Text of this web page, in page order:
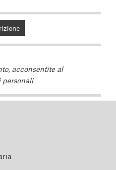
acconsentite al
personali